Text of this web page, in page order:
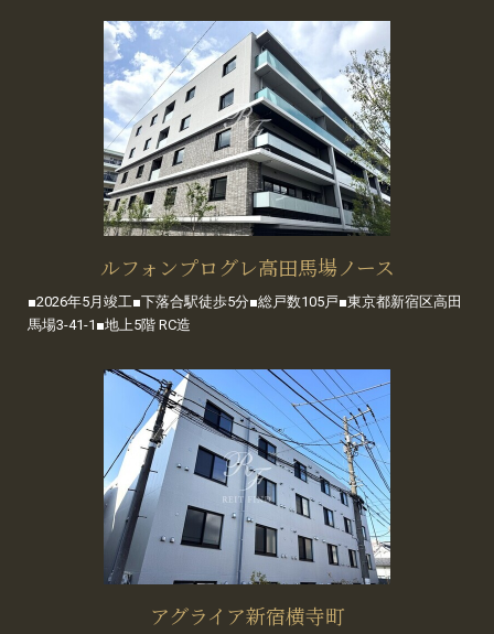
ルフォンプログレ高田馬場ノース
■2026年5月竣工■下落合駅徒歩5分■総戸数105戸■東京都新宿区高田
馬場3-41-1■地上5階 RC造
アグライア新宿横寺町